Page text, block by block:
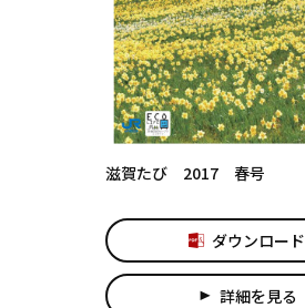
滋賀たび 2017 春号
ダウンロード
play_arrow 詳細を見る